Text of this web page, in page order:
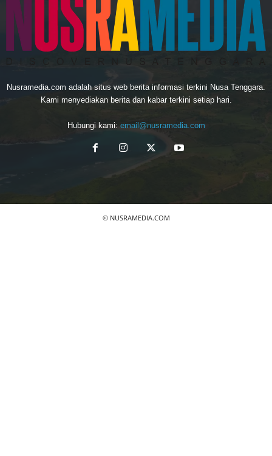
Nusramedia.com adalah situs web berita informasi terkini Nusa Tenggara.
Kami menyediakan berita dan kabar terkini setiap hari.
Hubungi kami: email@nusramedia.com
© NUSRAMEDIA.COM